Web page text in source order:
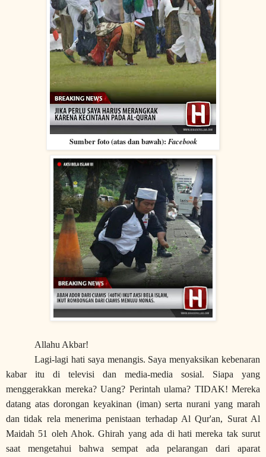
Sumber foto (atas dan bawah): Facebook
Allahu Akbar!
Lagi-lagi hati saya menangis. Saya menyaksikan kebenaran
kabar itu di televisi dan media-media sosial. Siapa yang
menggerakkan mereka? Uang? Perintah ulama? TIDAK! Mereka
datang atas dorongan keyakinan (iman) serta nurani yang marah
dan tidak rela menerima penistaan terhadap Al Qur'an, Surat Al
Maidah 51 oleh Ahok. Ghirah yang ada di hati mereka tak surut
saat mengetahui bahwa sempat ada pelarangan dari aparat